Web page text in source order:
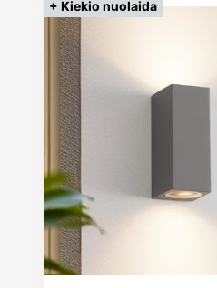
+ Kiekio nuolaida